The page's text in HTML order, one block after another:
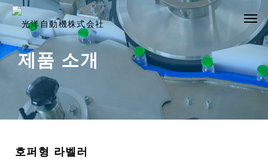
제품 소개
호퍼형 라벨러